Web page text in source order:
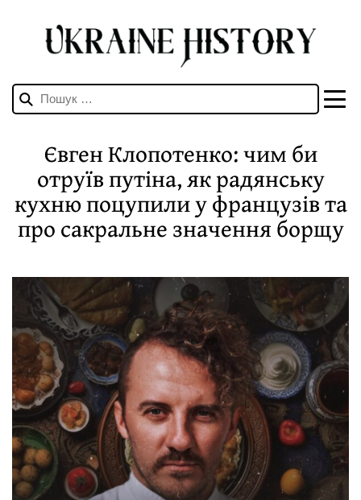
Пошук:
Євген Клопотенко: чим би
отруїв путіна, як радянську
кухню поцупили у французів та
про сакральне значення борщу